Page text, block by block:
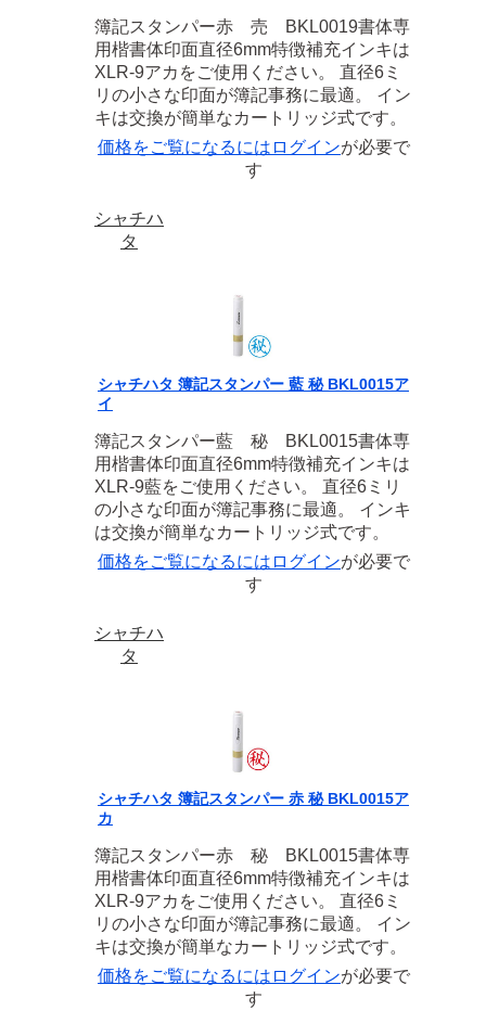
簿記スタンパー赤 売 BKL0019書体専
用楷書体印面直径6mm特徴補充インキは
XLR-9アカをご使用ください。 直径6ミ
リの小さな印面が簿記事務に最適。 イン
キは交換が簡単なカートリッジ式です。
価格をご覧になるには ログインが必要で
す
シャチハ
タ
シャチハタ 簿記スタンパー 藍 秘 BKL0015ア
イ
簿記スタンパー藍 秘 BKL0015書体専
用楷書体印面直径6mm特徴補充インキは
XLR-9藍をご使用ください。 直径6ミリ
の小さな印面が簿記事務に最適。 インキ
は交換が簡単なカートリッジ式です。
価格をご覧になるには ログインが必要で
す
シャチハ
タ
シャチハタ 簿記スタンパー 赤 秘 BKL0015ア
カ
簿記スタンパー赤 秘 BKL0015書体専
用楷書体印面直径6mm特徴補充インキは
XLR-9アカをご使用ください。 直径6ミ
リの小さな印面が簿記事務に最適。 イン
キは交換が簡単なカートリッジ式です。
価格をご覧になるには ログインが必要で
す